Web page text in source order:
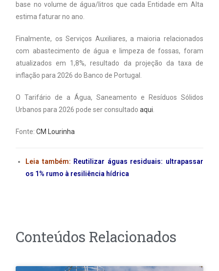
base no volume de água/litros que cada Entidade em Alta
estima faturar no ano.
Finalmente, os Serviços Auxiliares, a maioria relacionados
com abastecimento de água e limpeza de fossas, foram
atualizados em 1,8%, resultado da projeção da taxa de
inflação para 2026 do Banco de Portugal.
O Tarifário de a Água, Saneamento e Resíduos Sólidos
Urbanos para 2026 pode ser consultadoaqui.
Fonte:CM Lourinha
Leia também: Reutilizar águas residuais: ultrapassar
os 1% rumo à resiliência hídrica
Conteúdos Relacionados